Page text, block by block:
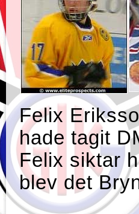
Felix
hade tagit
Felix siktar
blev det